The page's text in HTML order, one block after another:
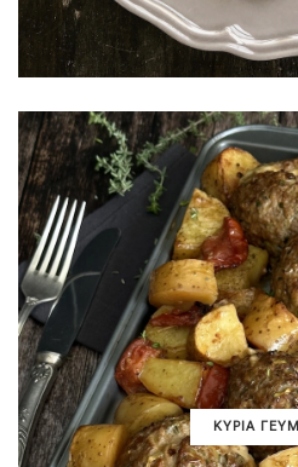
ΚΥΡΙΑ